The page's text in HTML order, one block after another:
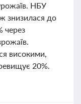
НБУ
знизилася до
через
високими,
20%.